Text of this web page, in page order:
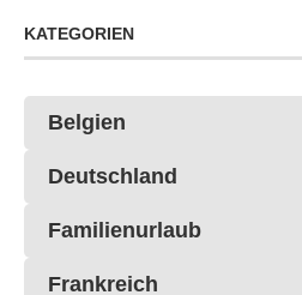
KATEGORIEN
Belgien
Deutschland
Familienurlaub
Frankreich